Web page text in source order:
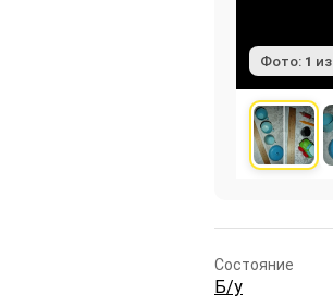
Фото: 1 из
Состояние
Б/у